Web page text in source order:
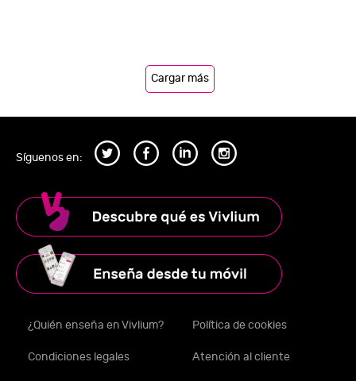
Cargar más
Síguenos en:
¿Quién enseña en Vivlium? Política de cookies
Condiciones legales Atención al cliente